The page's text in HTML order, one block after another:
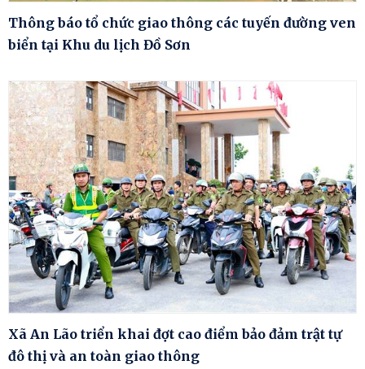
Thông báo tổ chức giao thông các tuyến đường ven
biển tại Khu du lịch Đồ Sơn
Xã An Lão triển khai đợt cao điểm bảo đảm trật tự
đô thị và an toàn giao thông